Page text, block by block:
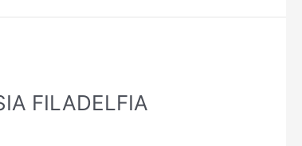
FILADELFIA